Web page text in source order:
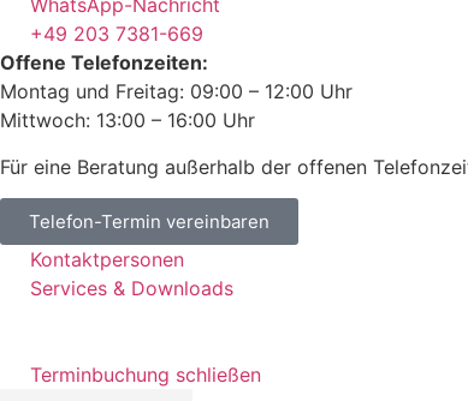
WhatsApp-Nachricht
+49 203 7381-669
Offene Telefonzeiten:
Montag und Freitag: 09:00 – 12:00 Uhr
Mittwoch: 13:00 – 16:00 Uhr
Für eine Beratung außerhalb der offenen
Telefon-Termin vereinbaren
Kontaktpersonen
Services & Downloads
Terminbuchung schließen